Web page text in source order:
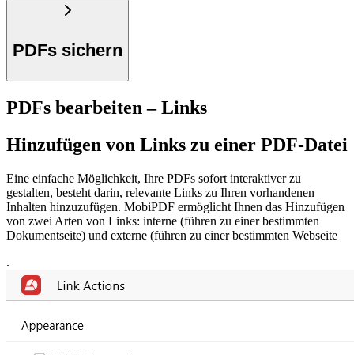
PDFs sichern
PDFs bearbeiten – Links
Hinzufügen von Links zu einer PDF-Datei
Eine einfache Möglichkeit, Ihre PDFs sofort interaktiver zu
gestalten, besteht darin, relevante Links zu Ihren vorhandenen
Inhalten hinzuzufügen. MobiPDF ermöglicht Ihnen das Hinzufügen
von zwei Arten von Links: interne (führen zu einer bestimmten
Dokumentseite) und externe (führen zu einer bestimmten Webseite
.